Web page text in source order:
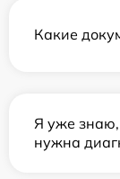
Какие
Я уже знаю,
нужна